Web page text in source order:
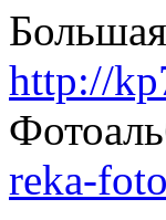
http://
reka-